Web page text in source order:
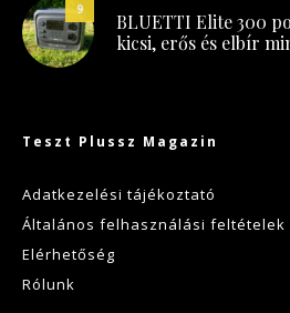
9
BLUETTI Elite 300
kicsi, erős és elbír
Teszt Plussz Magazin
Adatkezelési tájékoztató
Általános felhasználási feltételek
Elérhetőség
Rólunk